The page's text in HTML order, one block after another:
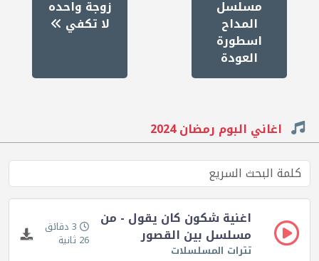
مسلسل
المداح
اسطورة
العودة
زوجة واحده
لا تكفي
اغاني البوم رمضان 2024
اغنية شكون كان يقول - من
مسلسل بين القصور
تترات المسلسلات
3 دقائق
26 ثانية